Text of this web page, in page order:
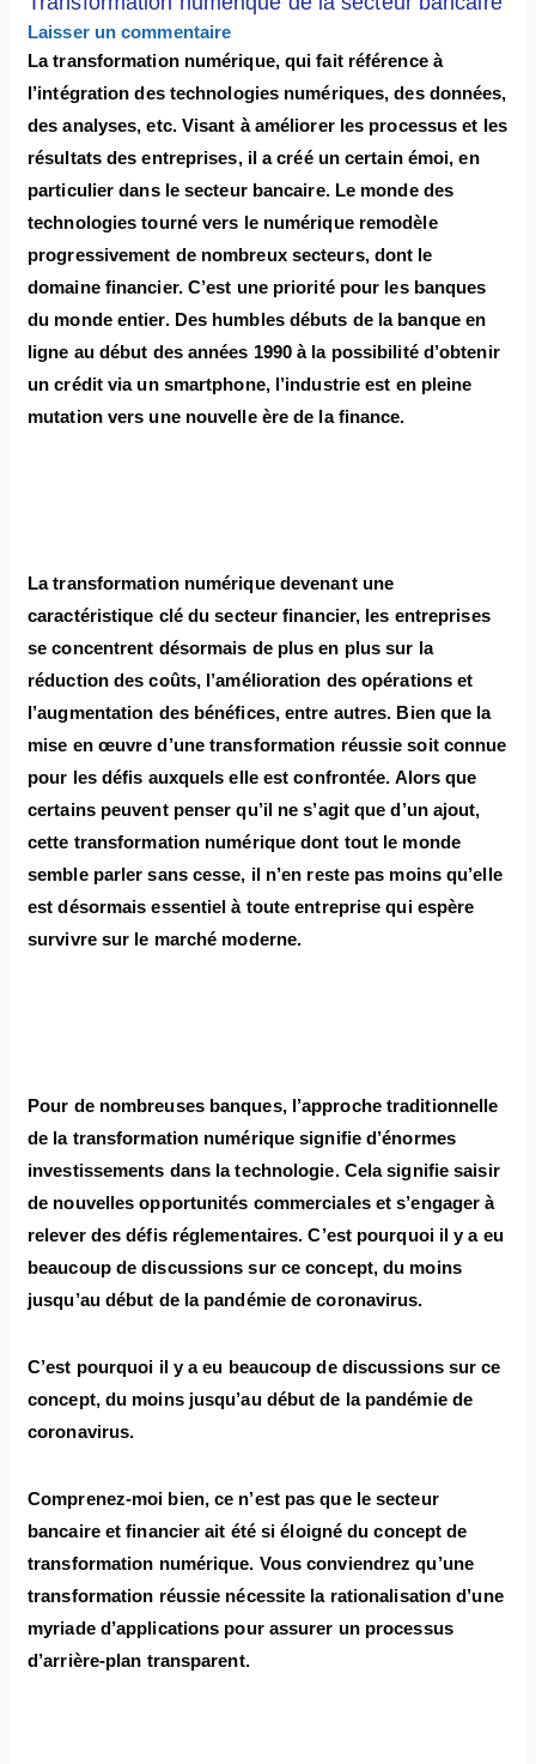
Laisser un commentaire
La transformation numérique, qui fait référence à
l’intégration des technologies numériques, des données,
des analyses, etc. Visant à améliorer les processus et les
résultats des entreprises, il a créé un certain émoi, en
particulier dans le secteur bancaire. Le monde des
technologies tourné vers le numérique remodèle
progressivement de nombreux secteurs, dont le
domaine financier. C’est une priorité pour les banques
du monde entier. Des humbles débuts de la banque en
ligne au début des années 1990 à la possibilité d’obtenir
un crédit via un smartphone, l’industrie est en pleine
mutation vers une nouvelle ère de la finance.
La transformation numérique devenant une
caractéristique clé du secteur financier, les entreprises
se concentrent désormais de plus en plus sur la
réduction des coûts, l’amélioration des opérations et
l’augmentation des bénéfices, entre autres. Bien que la
mise en œuvre d’une transformation réussie soit connue
pour les défis auxquels elle est confrontée. Alors que
certains peuvent penser qu’il ne s’agit que d’un ajout,
cette transformation numérique dont tout le monde
semble parler sans cesse, il n’en reste pas moins qu’elle
est désormais essentiel à toute entreprise qui espère
survivre sur le marché moderne.
Pour de nombreuses banques, l’approche traditionnelle
de la transformation numérique signifie d’énormes
investissements dans la technologie. Cela signifie saisir
de nouvelles opportunités commerciales et s’engager à
relever des défis réglementaires. C’est pourquoi il y a eu
beaucoup de discussions sur ce concept, du moins
jusqu’au début de la pandémie de coronavirus.
C’est pourquoi il y a eu beaucoup de discussions sur ce
concept, du moins jusqu’au début de la pandémie de
coronavirus.
Comprenez-moi bien, ce n’est pas que le secteur
bancaire et financier ait été si éloigné du concept de
transformation numérique. Vous conviendrez qu’une
transformation réussie nécessite la rationalisation d’une
myriade d’applications pour assurer un processus
d’arrière-plan transparent.